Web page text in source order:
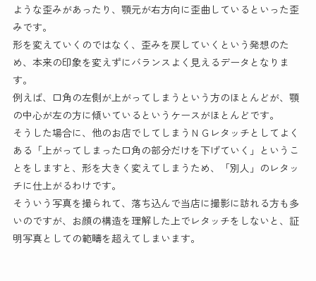
ような歪みがあったり、顎元が右方向に歪曲しているといった歪
みです。
形を変えていくのではなく、歪みを戻していくという発想のた
め、本来の印象を変えずにバランスよく見えるデータとなりま
す。
例えば、口角の左側が上がってしまうという方のほとんどが、顎
の中心が左の方に傾いているというケースがほとんどです。
そうした場合に、他のお店でしてしまうＮＧレタッチとしてよく
ある「上がってしまった口角の部分だけを下げていく」というこ
とをしますと、形を大きく変えてしまうため、「別人」のレタッ
チに仕上がるわけです。
そういう写真を撮られて、落ち込んで当店に撮影に訪れる方も多
いのですが、お顔の構造を理解した上でレタッチをしないと、証
明写真としての範疇を超えてしまいます。